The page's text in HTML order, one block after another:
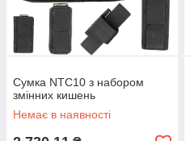
Сумка NTC10 з набором
змінних кишень
Немає в наявності